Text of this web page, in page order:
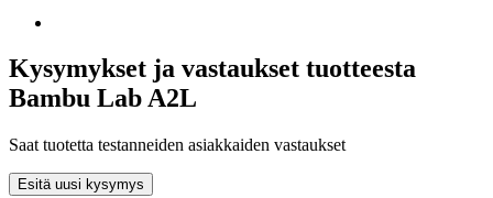
Kysymykset ja vastaukset tuotteesta
Bambu Lab A2L
Saat tuotetta testanneiden asiakkaiden vastaukset
Esitä uusi kysymys